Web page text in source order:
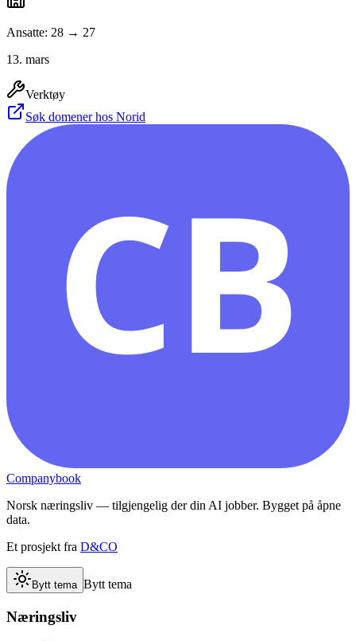
Ansatte: 28 → 27
13. mars
Verktøy
Søk domener hos Norid
CB
Companybook
Norsk næringsliv — tilgjengelig der din AI jobber. Bygget på åpne
data.
Et prosjekt fra D&CO
Bytt tema Bytt tema
Næringsliv